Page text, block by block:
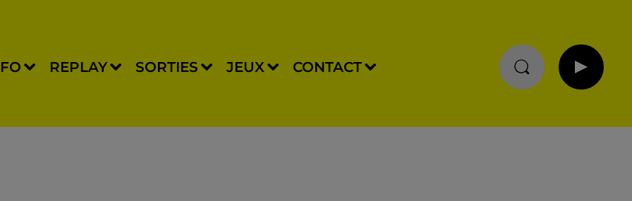
REPLAY SORTIES JEUX CONTACT